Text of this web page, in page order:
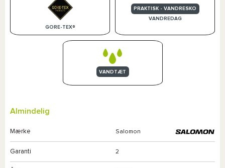
GORE-TEX®
PRAKTISK - VANDRESKO
VANDREDAG
VANDTÆT
Almindelig
Mærke Salomon
Garanti 2